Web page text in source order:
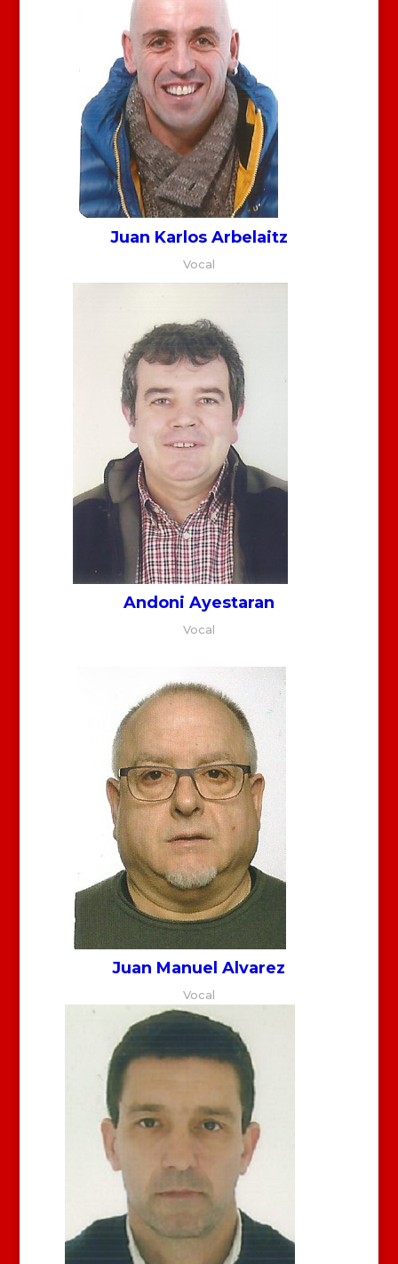
Juan Karlos Arbelaitz
Vocal
Andoni Ayestaran
Vocal
Juan Manuel Alvarez
Vocal